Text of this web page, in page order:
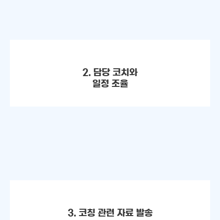
2. 담당 코치와
일정 조율
3. 코칭 관련 자료 발송